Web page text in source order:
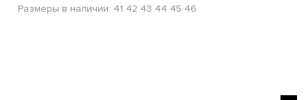
Размеры в наличии: 41 42 43 44 45 46